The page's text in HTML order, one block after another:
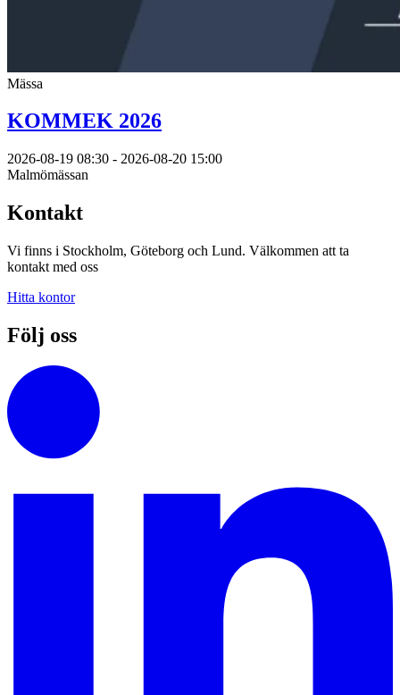
Mässa
KOMMEK 2026
2026-08-19 08:30 - 2026-08-20 15:00
Malmömässan
Kontakt
Vi finns i Stockholm, Göteborg och Lund. Välkommen att ta
kontakt med oss
Hitta kontor
Följ oss